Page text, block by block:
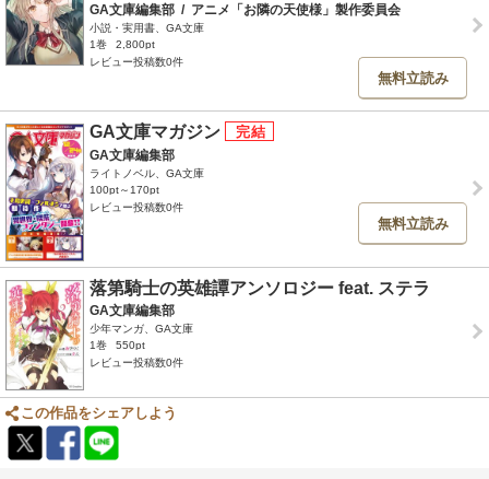
GA文庫編集部 / アニメ「お隣の天使様」製作委員会
小説・実用書、GA文庫
1巻
2,800pt
レビュー投稿数0件
無料立読み
GA文庫マガジン
GA文庫編集部
ライトノベル、GA文庫
100pt～170pt
レビュー投稿数0件
無料立読み
落第騎士の英雄譚アンソロジー feat. ステラ
GA文庫編集部
少年マンガ、GA文庫
1巻
550pt
レビュー投稿数0件
この作品をシェアしよう